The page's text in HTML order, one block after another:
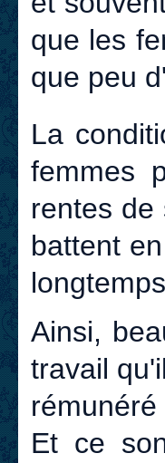
que les
que peu
La
femmes
rentes
battent
Ainsi,
travail
Et ce